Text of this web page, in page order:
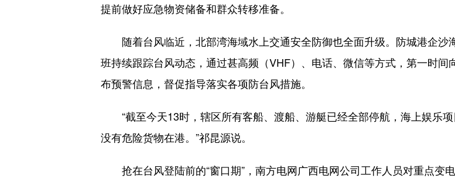
提前做好应急物资储备和群众转移准备。
随着台风临近，北部湾海域水上交通安全防御也全面升级。防城港企沙
班持续跟踪台风动态，通过甚高频（VHF）、电话、微信等方式，第一时
布预警信息，督促指导落实各项防台风措施。
“截至今天13时，辖区所有客船、渡船、游艇已经全部停航，海上娱乐
没有危险货物在港。”祁昆源说。
抢在台风登陆前的“窗口期”，南方电网广西电网公司工作人员对重点变